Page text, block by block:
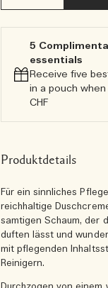
5
essentials​
Receive five
in a pouch
CHF
Produktdetails
Für ein sinnliches
reichhaltige
samtigen Schaum, der
duften lässt und
mit pflegenden
Reinigern.